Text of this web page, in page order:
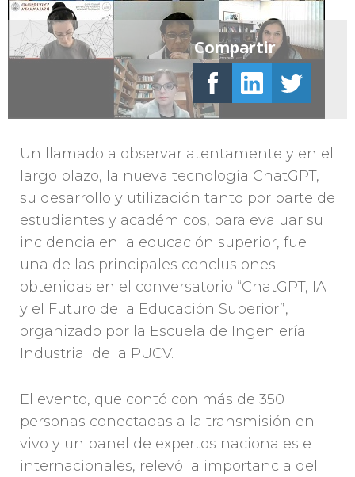
Un llamado a observar atentamente y en el
largo plazo, la nueva tecnología ChatGPT,
su desarrollo y utilización tanto por parte de
estudiantes y académicos, para evaluar su
incidencia en la educación superior, fue
una de las principales conclusiones
obtenidas en el conversatorio “ChatGPT, IA
y el Futuro de la Educación Superior”,
organizado por la Escuela de Ingeniería
Industrial de la PUCV.
El evento, que contó con más de 350
personas conectadas a la transmisión en
vivo y un panel de expertos nacionales e
internacionales, relevó la importancia del
Compartir